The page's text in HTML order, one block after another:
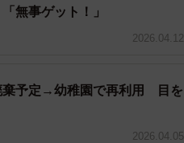
4/4
無事ゲット！」
2026.04.12
棄予定→幼稚園で再利用 目を
2026.04.05